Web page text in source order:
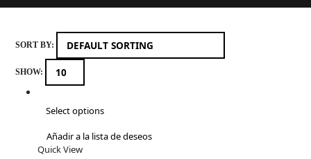
SORT BY:
SHOW:
Select options
Añadir a la lista de deseos
Quick View